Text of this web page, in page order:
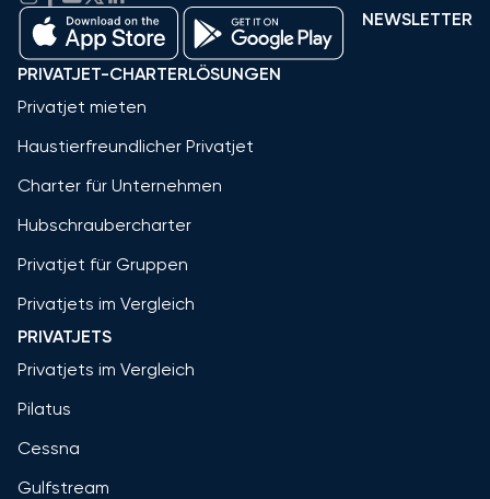
NEWSLETTER
PRIVATJET-CHARTERLÖSUNGEN
Privatjet mieten
Haustierfreundlicher Privatjet
Charter für Unternehmen
Hubschraubercharter
Privatjet für Gruppen
Privatjets im Vergleich
PRIVATJETS
Privatjets im Vergleich
Pilatus
Cessna
Gulfstream